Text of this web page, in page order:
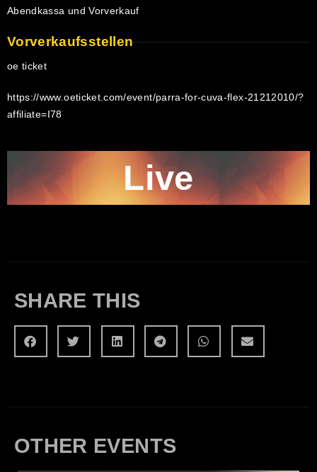
Abendkassa und Vorverkauf
Vorverkaufsstellen
oe ticket
https://www.oeticket.com/event/parra-for-cuva-flex-21212010/?
affiliate=I78
Live
SHARE THIS
OTHER EVENTS